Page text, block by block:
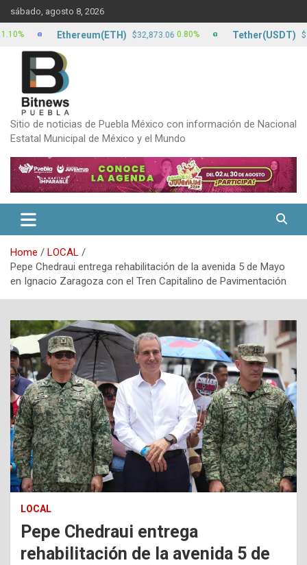
Skip
to
content
sábado, agosto 8, 2026
Sitio de noticias de Puebla México con información de Nacional
Estatal Municipal de México y el Mundo
Home
LOCAL
Pepe Chedraui entrega rehabilitación de la avenida 5 de Mayo
en Ignacio Zaragoza con el Tren Capitalino de Pavimentación
LOCAL
Pepe Chedraui entrega
rehabilitación de la avenida 5 de
Ethereum(ETH) $32,873.06 0.80% Tether(USDT) $17.13